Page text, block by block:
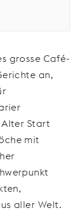
grosse Café-
an,
Start
mit
aller Welt.